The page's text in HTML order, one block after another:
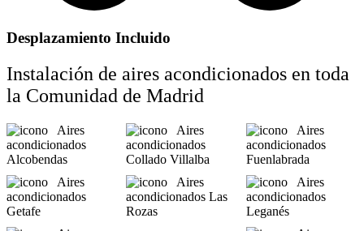
Desplazamiento Incluido
Instalación de aires acondicionados en toda
la Comunidad de Madrid
Aires
acondicionados
Alcobendas
Aires
acondicionados
Collado Villalba
Aires
acondicionados
Fuenlabrada
Aires
acondicionados
Getafe
Aires
acondicionados Las
Rozas
Aires
acondicionados
Leganés